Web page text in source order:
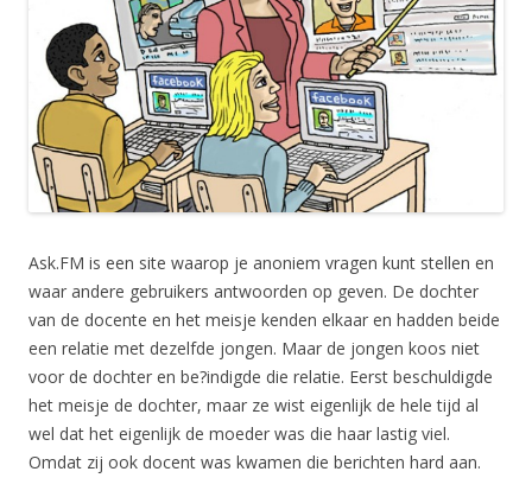
Ask.FM is een site waarop je anoniem vragen kunt stellen en
waar andere gebruikers antwoorden op geven. De dochter
van de docente en het meisje kenden elkaar en hadden beide
een relatie met dezelfde jongen. Maar de jongen koos niet
voor de dochter en be?indigde die relatie. Eerst beschuldigde
het meisje de dochter, maar ze wist eigenlijk de hele tijd al
wel dat het eigenlijk de moeder was die haar lastig viel.
Omdat zij ook docent was kwamen die berichten hard aan.